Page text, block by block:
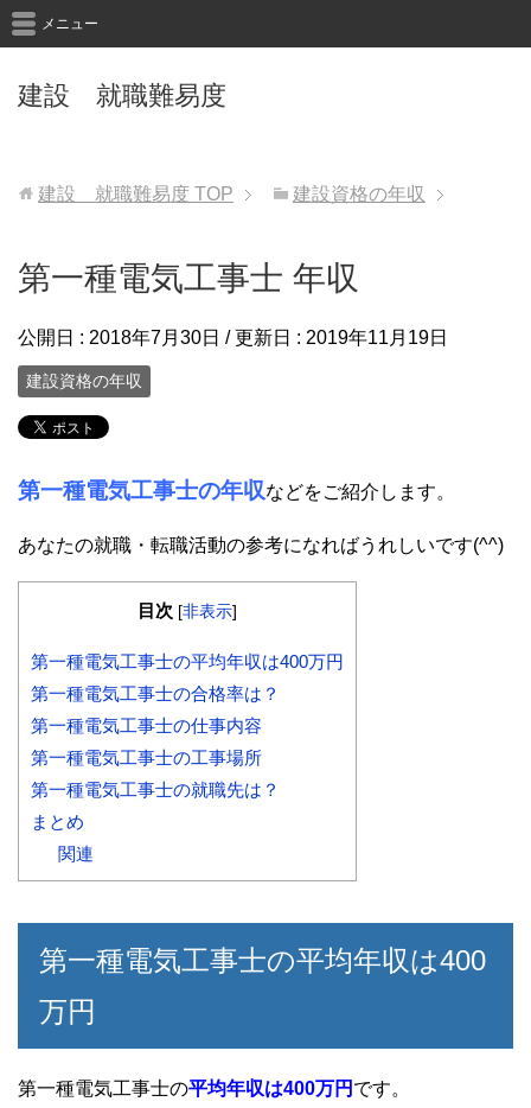
建設 就職難易度
メニュー
建設 就職難易度 TOP 建設資格の年収
第一種電気工事士 年収
公開日 : 2018年7月30日 / 更新日 : 2019年11月19日
建設資格の年収
第一種電気工事士の年収などをご紹介します。
あなたの就職・転職活動の参考になればうれしいです(^^)
目次 [非表示]
第一種電気工事士の平均年収は400万円
第一種電気工事士の合格率は？
第一種電気工事士の仕事内容
第一種電気工事士の工事場所
第一種電気工事士の就職先は？
まとめ
関連
第一種電気工事士の平均年収は400
万円
第一種電気工事士の平均年収は400万円 です。